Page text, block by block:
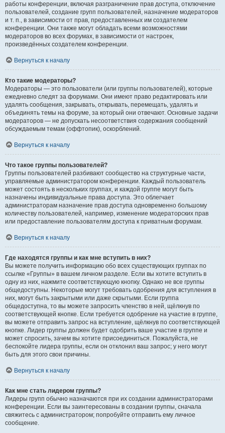
работы конференции, включая разграничение прав доступа, отключение
пользователей, создание групп пользователей, назначение модераторов
и т. п., в зависимости от прав, предоставленных им создателем
конференции. Они также могут обладать всеми возможностями
модераторов во всех форумах, в зависимости от настроек,
произведённых создателем конференции.
Вернуться к началу
Кто такие модераторы?
Модераторы — это пользователи (или группы пользователей), которые
ежедневно следят за форумами. Они имеют право редактировать или
удалять сообщения, закрывать, открывать, перемещать, удалять и
объединять темы на форуме, за который они отвечают. Основные задачи
модераторов — не допускать несоответствия содержания сообщений
обсуждаемым темам (оффтопик), оскорблений.
Вернуться к началу
Что такое группы пользователей?
Группы пользователей разбивают сообщество на структурные части,
управляемые администратором конференции. Каждый пользователь
может состоять в нескольких группах, и каждой группе могут быть
назначены индивидуальные права доступа. Это облегчает
администраторам назначение прав доступа одновременно большому
количеству пользователей, например, изменение модераторских прав
или предоставление пользователям доступа к приватным форумам.
Вернуться к началу
Где находятся группы и как мне вступить в них?
Вы можете получить информацию обо всех существующих группах по
ссылке «Группы» в вашем личном разделе. Если вы хотите вступить в
одну из них, нажмите соответствующую кнопку. Однако не все группы
общедоступны. Некоторые могут требовать одобрения для вступления в
них, могут быть закрытыми или даже скрытыми. Если группа
общедоступна, то вы можете запросить членство в ней, щёлкнув по
соответствующей кнопке. Если требуется одобрение на участие в группе,
вы можете отправить запрос на вступление, щёлкнув по соответствующей
кнопке. Лидер группы должен будет одобрить ваше участие в группе и
может спросить, зачем вы хотите присоединиться. Пожалуйста, не
беспокойте лидера группы, если он отклонил ваш запрос; у него могут
быть для этого свои причины.
Вернуться к началу
Как мне стать лидером группы?
Лидеры групп обычно назначаются при их создании администраторами
конференции. Если вы заинтересованы в создании группы, сначала
свяжитесь с администратором; попробуйте отправить ему личное
сообщение.